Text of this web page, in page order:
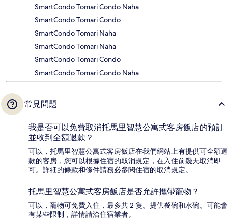
SmartCondo Tomari Condo Naha
SmartCondo Tomari Condo
SmartCondo Tomari Naha
SmartCondo Tomari Naha
SmartCondo Tomari Condo
SmartCondo Tomari Condo Naha
常見問題
我是否可以免費取消托馬里智慧公寓式客房飯店的預訂
並收到全額退款？
可以，托馬里智慧公寓式客房飯店在我們網站上有提供可全額退
款的客房，您可以根據住宿的取消規定，在入住前幾天取消即
可。詳細的條款和條件請務必參閱住宿的取消規定。
托馬里智慧公寓式客房飯店是否允許攜帶寵物？
可以，寵物可免費入住，最多共 2 隻。提供餐碗和水碗。可能會
有某些限制，詳情請洽住宿業者。